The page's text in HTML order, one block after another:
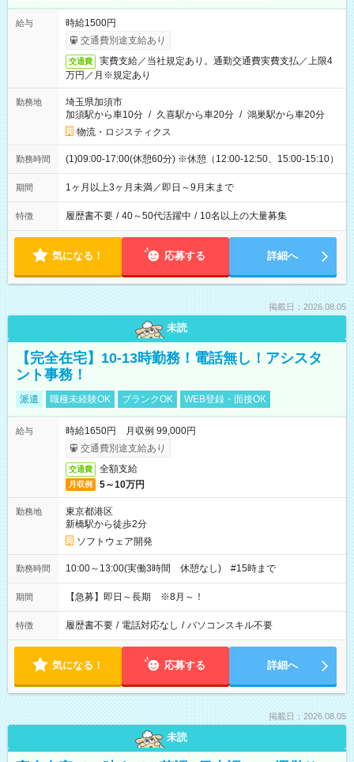
給与
時給1500円
交通費別途支給あり
交通費
実費支給／当社規定あり。通勤交通費実費支払／上限4
万円／月※規定あり
勤務地
埼玉県加須市
加須駅から車10分 / 久喜駅から車20分 / 鴻巣駅から車20分
物流・ロジスティクス
勤務時間 (1)09:00-17:00(休憩60分) ※休憩（12:00-12:50、15:00-15:10）
期間 1ヶ月以上3ヶ月未満／即日～9月末まで
特徴 履歴書不要 / 40～50代活躍中 / 10名以上の大量募集
気になる！ 応募する 詳細へ
掲載日：2026.08.05
未読
【完全在宅】10-13時勤務！電話無し！アシスタ
ント事務！
派遣 職種未経験OK ブランクOK WEB登録・面接OK
給与
時給1650円 月収例 99,000円
交通費別途支給あり
交通費 全額支給
月収例 5～10万円
勤務地
東京都港区
新橋駅から徒歩2分
ソフトウェア開発
勤務時間 10:00～13:00(実働3時間 休憩なし) #15時まで
期間 【急募】即日～長期 ※8月～！
特徴 履歴書不要 / 電話対応なし / パソコンスキル不要
気になる！ 応募する 詳細へ
掲載日：2026.08.05
未読